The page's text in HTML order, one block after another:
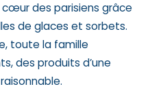
cœur des parisiens grâce
de glaces et sorbets.
toute la famille
des produits d’une